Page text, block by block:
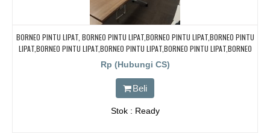
BORNEO PINTU LIPAT, BORNEO PINTU LIPAT,BORNEO PINTU LIPAT,BORNEO PINTU
LIPAT,BORNEO PINTU LIPAT,BORNEO PINTU LIPAT,BORNEO PINTU LIPAT,BORNEO
PINTU LIPAT
Rp (Hubungi CS)
Beli
Stok : Ready